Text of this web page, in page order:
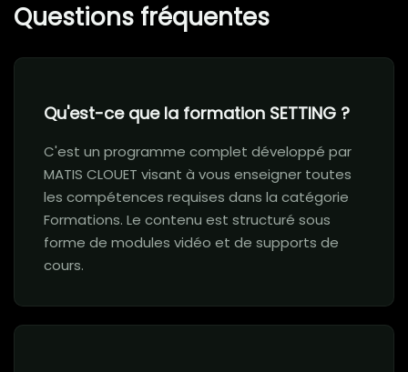
Questions fréquentes
Qu'est-ce que la formation SETTING ?
C'est un programme complet développé par
MATIS CLOUET visant à vous enseigner toutes
les compétences requises dans la catégorie
Formations. Le contenu est structuré sous
forme de modules vidéo et de supports de
cours.